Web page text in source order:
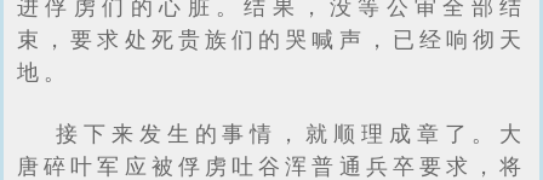
进俘虏们的心脏。结果，没等公审全部结
束，要求处死贵族们的哭喊声，已经响彻天
地。
接下来发生的事情，就顺理成章了。大
唐碎叶军应被俘虏吐谷浑普通兵卒要求，将